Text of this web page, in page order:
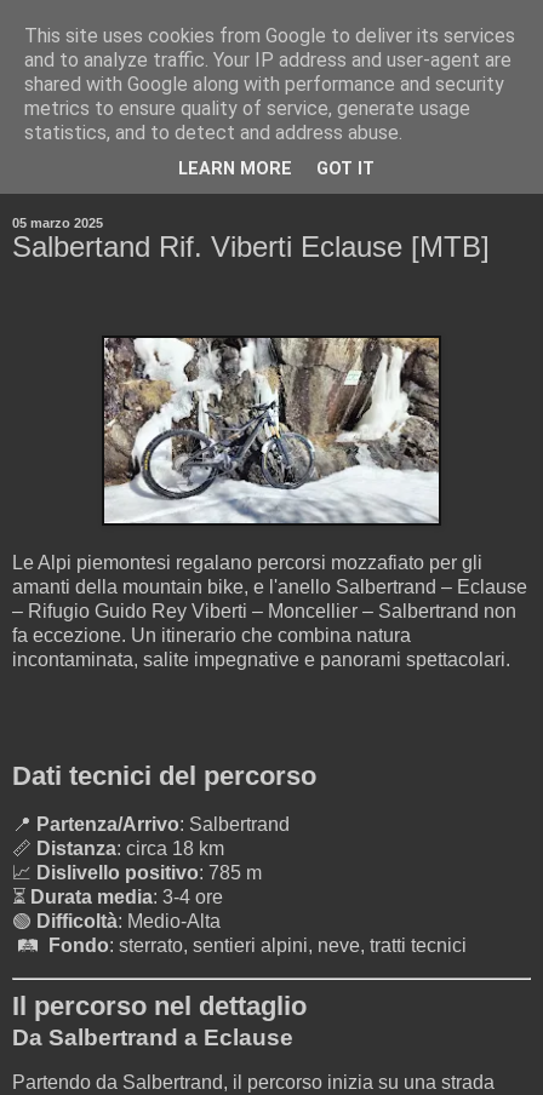
05 marzo 2025
Salbertand Rif. Viberti Eclause [MTB]
Le Alpi piemontesi regalano percorsi mozzafiato per gli
amanti della mountain bike, e l'anello Salbertrand – Eclause
– Rifugio Guido Rey Viberti – Moncellier – Salbertrand non
fa eccezione. Un itinerario che combina natura
incontaminata, salite impegnative e panorami spettacolari.
Dati tecnici del percorso
📍 Partenza/Arrivo: Salbertrand
📏 Distanza: circa 18 km
📈 Dislivello positivo: 785 m
⏳ Durata media: 3-4 ore
🟢 Difficoltà: Medio-Alta
🛤
Fondo: sterrato, sentieri alpini, neve, tratti tecnici
Il percorso nel dettaglio
Da Salbertrand a Eclause
Partendo da Salbertrand, il percorso inizia su una strada
This site uses cookies from Google to deliver its services
and to analyze traffic. Your IP address and user-agent are
shared with Google along with performance and security
metrics to ensure quality of service, generate usage
statistics, and to detect and address abuse.
LEARN MORE GOT IT